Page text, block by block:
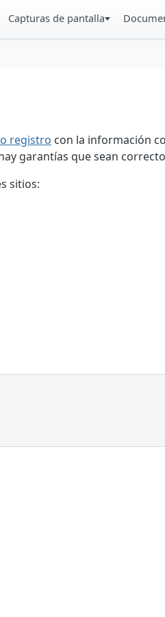
Capturas de pantalla
registro con la información
garantías que sean
sitios: